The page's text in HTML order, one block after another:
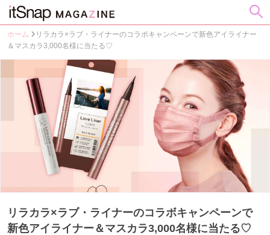
ホーム
リラカラ×ラブ・ライナーのコラボキャンペーンで新色アイライナー
＆マスカラ3,000名様に当たる♡
リラカラ×ラブ・ライナーのコラボキャンペーンで
新色アイライナー＆マスカラ3,000名様に当たる♡